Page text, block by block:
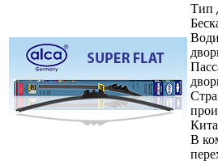
Тип
В